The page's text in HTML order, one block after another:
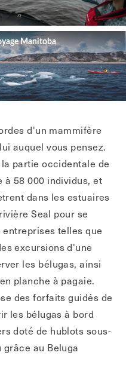
Manitoba
d'un mammifère
auquel vous pensez.
partie occidentale de
à 58 000 individus, et
dans les estuaires
Seal pour se
telles que
excursions d'une
les bélugas, ainsi
planche à pagaie.
des forfaits guidés de
les bélugas à bord
doté de hublots sous-
au Beluga